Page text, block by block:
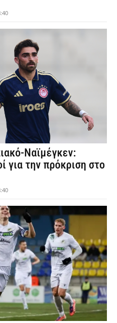
Ναϊμέγκεν:
για την πρόκριση στο